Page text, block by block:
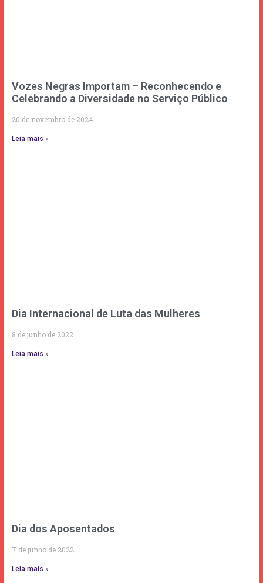
Vozes Negras Importam – Reconhecendo e
Celebrando a Diversidade no Serviço Público
20 de novembro de 2024
Leia mais »
Dia Internacional de Luta das Mulheres
8 de junho de 2022
Leia mais »
Dia dos Aposentados
7 de junho de 2022
Leia mais »